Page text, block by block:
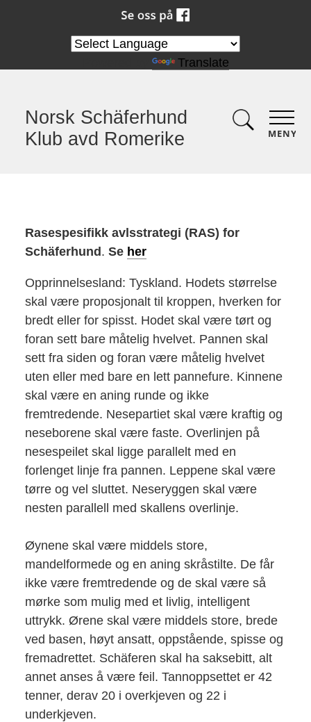
Norsk Schäferhund
Klub avd Romerike
MENY
Rasespesifikk avlsstrategi (RAS) for
Schäferhund. Se her
Opprinnelsesland: Tyskland. Hodets størrelse
skal være proposjonalt til kroppen, hverken for
bredt eller for spisst. Hodet skal være tørt og
foran sett bare måtelig hvelvet. Pannen skal
sett fra siden og foran være måtelig hvelvet
uten eller med bare en lett pannefure. Kinnene
skal være en aning runde og ikke
fremtredende. Nesepartiet skal være kraftig og
neseborene skal være faste. Overlinjen på
nesespeilet skal ligge parallelt med en
forlenget linje fra pannen. Leppene skal være
tørre og vel sluttet. Neseryggen skal være
nesten parallell med skallens overlinje.
Øynene skal være middels store,
mandelformede og en aning skråstilte. De får
ikke være fremtredende og de skal være så
mørke som mulig med et livlig, intelligent
uttrykk. Ørene skal være middels store, brede
ved basen, høyt ansatt, oppstående, spisse og
fremadrettet. Schäferen skal ha saksebitt, alt
annet anses å være feil. Tannoppsettet er 42
tenner, derav 20 i overkjeven og 22 i
underkjeven.
Translate